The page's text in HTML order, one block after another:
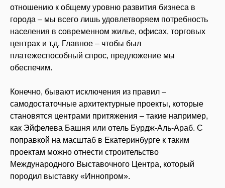
отношению к общему уровню развития бизнеса в
города – мы всего лишь удовлетворяем потребность
населения в современном жилье, офисах, торговых
центрах и т.д. Главное – чтобы был
платежеспособный спрос, предложение мы
обеспечим.
Конечно, бывают исключения из правил –
самодостаточные архитектурные проекты, которые
становятся центрами притяжения – такие например,
как Эйфелева Башня или отель Бурдж-Аль-Араб. С
поправкой на масштаб в Екатеринбурге к таким
проектам можно отнести строительство
Международного Выставочного Центра, который
породил выставку «Иннопром».